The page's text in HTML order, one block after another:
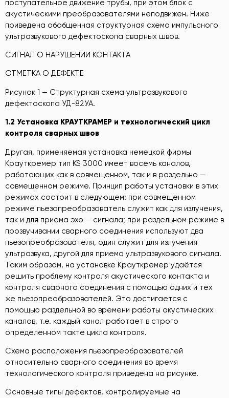
поступательное движение трубы, при этом блок с
акустическими преобразователями неподвижен. Ниже
приведена обобщенная структурная схема импульсного
ультразвукового дефектоскопа сварных швов.
СИГНАЛ О НАРУШЕНИИ КОНТАКТА
ОТМЕТКА О ДЕФЕКТЕ
Рисунок 1 — Структурная схема ультразвукового
дефектоскопа УД-82УА.
1.2 Установка КРАУТКРАМЕР и технологический цикл
контроля сварных швов
Другая, применяемая установка немецкой фирмы
Крауткремер тип KS 3000 имеет восемь каналов,
работающих как в совмещенном, так и в раздельно —
совмещенном режиме. Принцип работы установки в этих
режимах состоит в следующем: при совмещенном
режиме пьезопреобразователь служит как для излучения,
так и для приема эхо — сигнала; при раздельном режиме в
прозвучивании сварного соединения используют два
пьезопреобразователя, один служит для излучения
ультразвука, другой для приема ультразвукового сигнала.
Таким образом, на установке Крауткремер удаётся
решить проблему контроля акустического контакта и
контроля сварного соединения с помощью одних и тех
же пьезопреобразователей. Это достигается с
помощью раздельной во времени работы акустических
каналов, т.е. каждый канал работает в строго
определенном такте цикла контроля.
Схема расположения пьезопреобразователей
относительно сварного соединения во время
технологического контроля приведена на рисунке.
Основные типы дефектов, контролируемые на